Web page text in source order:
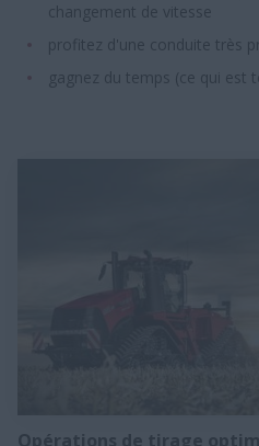
changement de vitesse
profitez d'une conduite très
gagnez du temps (ce qui
Opérations de tirage